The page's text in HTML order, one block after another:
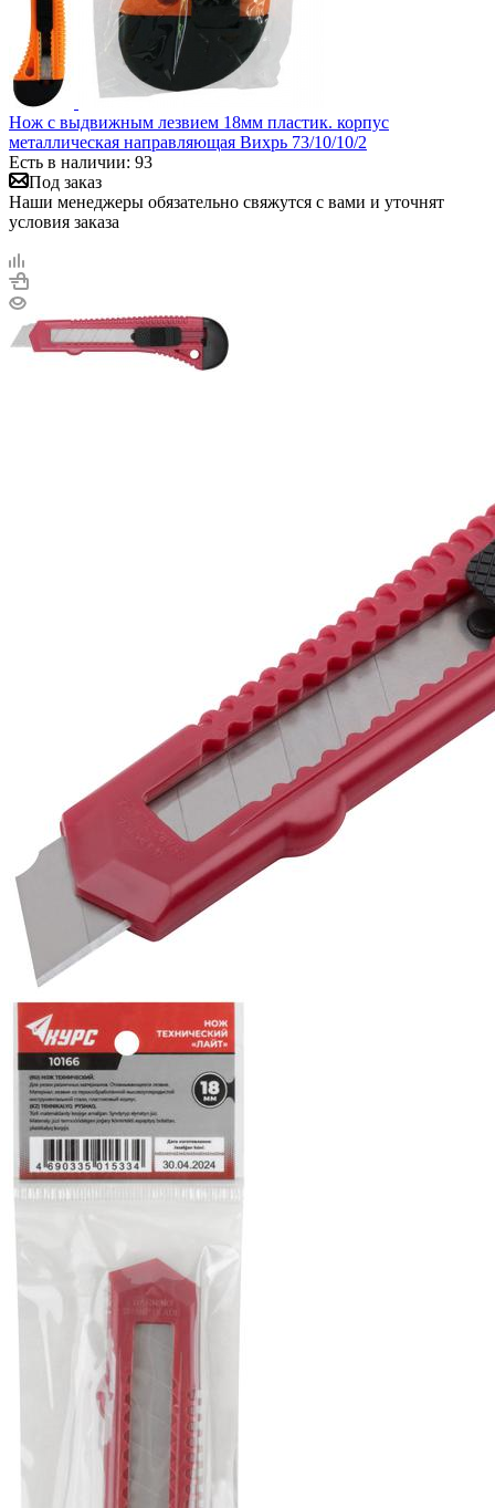
Нож с выдвижным лезвием 18мм пластик. корпус
металлическая направляющая Вихрь 73/10/10/2
Есть в наличии: 93
Под заказ
Наши менеджеры обязательно свяжутся с вами и уточнят
условия заказа